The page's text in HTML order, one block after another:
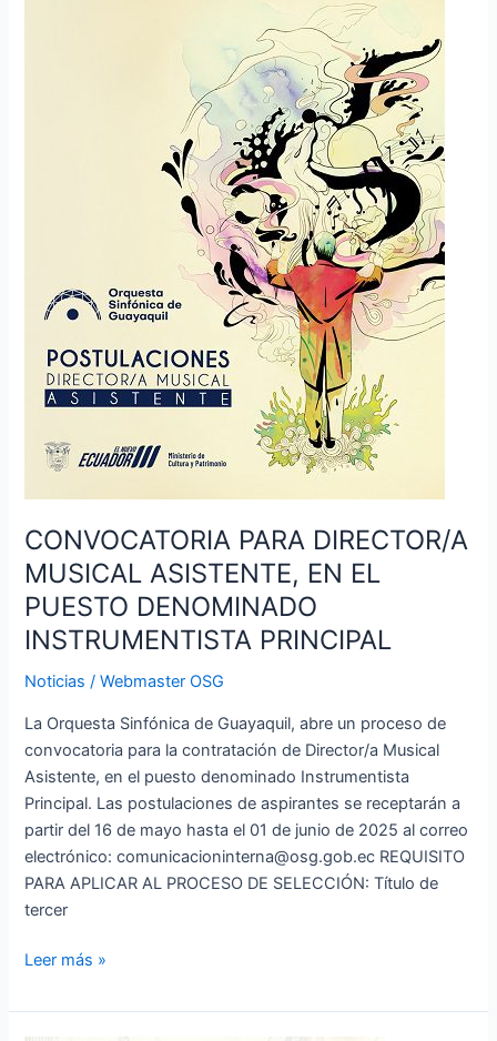
CONVOCATORIA PARA DIRECTOR/A
MUSICAL ASISTENTE, EN EL
PUESTO DENOMINADO
INSTRUMENTISTA PRINCIPAL
Noticias /Webmaster OSG
La Orquesta Sinfónica de Guayaquil, abre un proceso de
convocatoria para la contratación de Director/a Musical
Asistente, en el puesto denominado Instrumentista
Principal. Las postulaciones de aspirantes se receptarán a
partir del 16 de mayo hasta el 01 de junio de 2025 al correo
electrónico: comunicacioninterna@osg.gob.ec REQUISITO
PARA APLICAR AL PROCESO DE SELECCIÓN: Título de
tercer
Leer más »